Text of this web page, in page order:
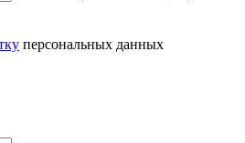
персональных данных